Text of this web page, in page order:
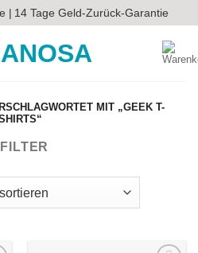
| 14 Tage Geld-Zurück-Garantie
MIT „GEEK T-
FILTER